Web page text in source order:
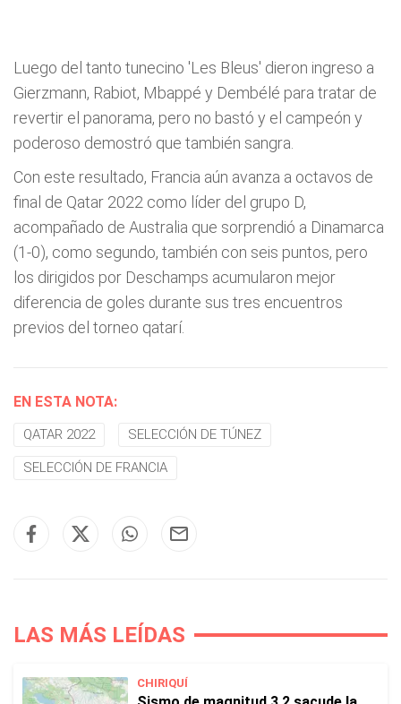
Luego del tanto tunecino 'Les Bleus' dieron ingreso a
Gierzmann, Rabiot, Mbappé y Dembélé para tratar de
revertir el panorama, pero no bastó y el campeón y
poderoso demostró que también sangra.
Con este resultado, Francia aún avanza a octavos de
final de Qatar 2022 como líder del grupo D,
acompañado de Australia que sorprendió a Dinamarca
(1-0), como segundo, también con seis puntos, pero
los dirigidos por Deschamps acumularon mejor
diferencia de goles durante sus tres encuentros
previos del torneo qatarí.
EN ESTA NOTA:
QATAR 2022 SELECCIÓN DE TÚNEZ
SELECCIÓN DE FRANCIA
LAS MÁS LEÍDAS
CHIRIQUÍ